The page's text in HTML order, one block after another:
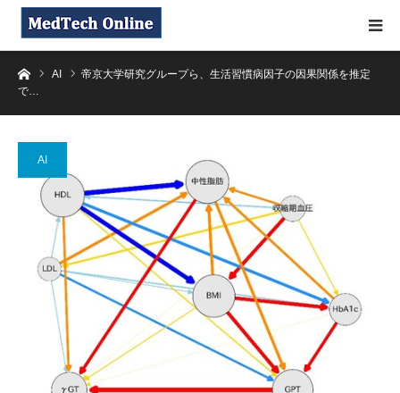
ホーム
AI
帝京大学研究グループら、生活習慣病因子の因果関係を推定
で…
AI